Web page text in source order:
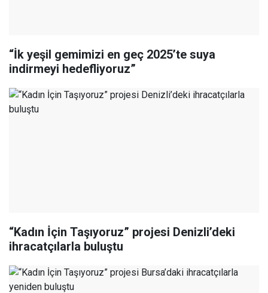
“İk yeşil gemimizi en geç 2025’te suya
indirmeyi hedefliyoruz”
“Kadın İçin Taşıyoruz” projesi Denizli’deki
ihracatçılarla buluştu